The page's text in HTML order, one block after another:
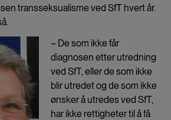
transseksualisme ved SfT hvert år.
– De som ikke får
diagnosen etter utredning
ved SfT, eller de som ikke
blir utredet og de som ikke
ønsker å utredes ved SfT,
har ikke rettigheter til å få